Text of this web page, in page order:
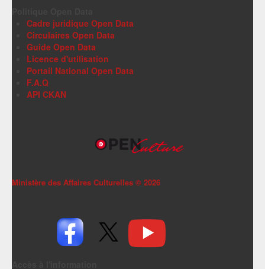
Cadre juridique Open Data
Circulaires Open Data
Guide Open Data
Licence d'utilisation
Portail National Open Data
F.A.Q
API CKAN
Ministère des Affaires Culturelles © 2026